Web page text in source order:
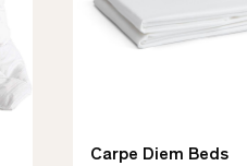
Carpe Diem Beds